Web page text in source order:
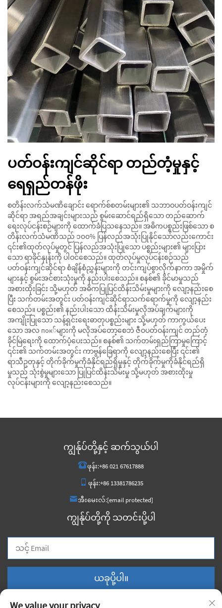
ပတ်ဝန်းကျင်ဆိုင်ရာ တည်တံ့မှုနှင့်
ရေရှည်တန်ဖိုး
စတိန်းလက်သံမဏိချောင်း ရောက်စ်စတမ်းများ၏ သဘာဝပတ်ဝန်းကျင်
ဆိုင်ရာ အရည်အချင်းများသည် စွမ်းဆောင်ရည်ရှိသော တည်ဆောက်
ရေးလုပ်ငန်းစဉ်များကို ထောက်ခံပြသနေသည်။ အဓိကပစ္စည်းဖြစ်သော စ
တိန်းလက်သံမဏိသည် ၁၀၀% ပြန်လည်အသုံးပြုနိုင်သော်လည်းကောင်း
၎င်း၏ထုတ်လုပ်မှုတွင် ပြန်လည်အသုံးပြုသော ပစ္စည်းများ၏ များပြား
သော ရာခိုင်နှုန်းကို ပါဝင်စေသည်။ ထုတ်လုပ်မှုလုပ်ငန်းစဉ်သည်
ပတ်ဝန်းကျင်ဆိုင်ရာ စံချိန်စံညွှန်းများကို တင်းကျပ်စွာလိုက်နာကာ အမှိုက်
များနှင့် စွမ်းအင်စားသုံးမှုကို နည်းပါးစေသည်။ စနစ်၏ ခိုင်မာမှုသည်
အစားထိုးခြင်း သို့မဟုတ် အဓိကပြုပြင်ထိန်းသိမ်းမှုများကို လျော့နည်းစေ
ပြီး သက်တမ်းအတွင်း ပတ်ဝန်းကျင်ဆိုင်ရာသက်ရောက်မှုကို လျော့နည်း
စေသည်။ ပစ္စည်း၏ နည်းပါးသော ထိန်းသိမ်းမှုလိုအပ်ချက်များကို
အကျိုးပြုသော သန့်ရှင်းရေးဓာတုပစ္စည်းများ သို့မဟုတ် ကာကွယ်ပေး
သော အလ пок်များကို မလိုအပ်တော့စေဘဲ ဇီဝပတ်ဝန်းကျင် တည်တံ့
ခိုင်မြဲရေးကို ထောက်ပံ့ပေးသည်။ စနစ်၏ သက်တမ်းရှည်ကြာမှုကြောင့်
၎င်း၏ သက်တမ်းအတွင်း ကာဗွန်ခြေရာကို လျော့နည်းစေပြီး ၎င်း၏
ရာသီဥတုနှင့် တိုက်ခိုက်မှုကိုခံနိုင်ရည်ရှိမှုနှင့် တိုက်ခိုက်မှုကိုခံနိုင်ရည်ရှိ
မှုသည် သုံးစွဲမှုများသော ပြုပြင်ထိန်းသိမ်းမှု သို့မဟုတ် အစားထိုးမှု
လုပ်ငန်းများကို လျော့နည်းစေသည်။
ကျွန်ုပ်တို့နှင့် ဆက်သွယ်ပါ
ဖုန်း:+86 021 67617888
ဖုန်း:+86 13381786235
အီးမေးလ်:[email protected]
ကျွန်ုပ်တို့ကို သတင်းပို့ပါ
ယခုပို့ပါ။
We value your privacy